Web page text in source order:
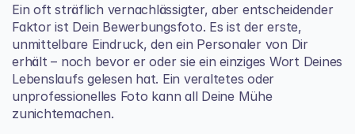
Ein oft sträflich vernachlässigter, aber entscheidender
Faktor ist Dein Bewerbungsfoto. Es ist der erste,
unmittelbare Eindruck, den ein Personaler von Dir
erhält – noch bevor er oder sie ein einziges Wort Deines
Lebenslaufs gelesen hat. Ein veraltetes oder
unprofessionelles Foto kann all Deine Mühe
zunichtemachen.